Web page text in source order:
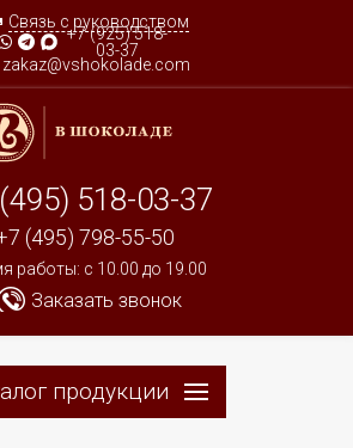
Связь с руководством
+7 (925) 518-
03-37
zakaz@vshokolade.com
518-03-37
(495) 798-55-50
работы: c 10.00 до 19.00
Заказать звонок
продукции